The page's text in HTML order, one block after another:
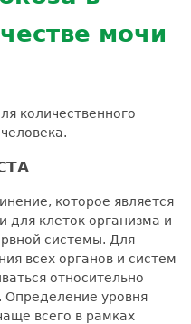
мочи
количественного
которое является
для клеток организма и
системы. Для
всех органов и систем
относительно
Определение уровня
всего в рамках